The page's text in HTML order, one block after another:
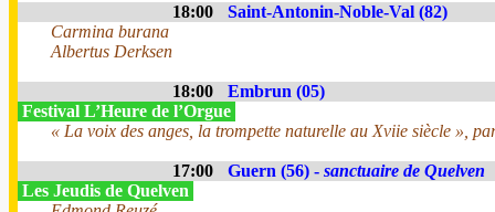
18:00
Saint-Antonin-Noble-Val (82)
Carmina burana
Albertus Derksen
18:00
Embrun (05)
Festival L’Heure de l’Orgue
« La voix des anges, la trompette naturelle au Xviie siècle »,
17:00 Guern (56) - sanctuaire de Quelven
Les Jeudis de Quelven